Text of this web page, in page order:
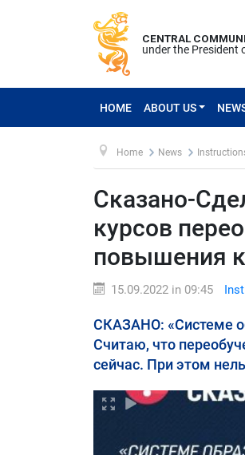
CENTRAL
under the President
HOME ABOUT US
Home News
Сказано-
курсов
повышения
15.09.2022 in 09:45
СКАЗАНО: «Системе
Считаю, что
сейчас. При этом